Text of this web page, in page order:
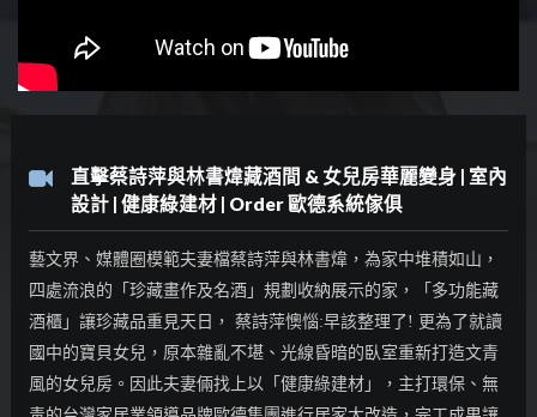
直擊蔡詩萍與林書煒藏酒間 & 女兒房華麗變身 | 室內
設計 | 健康綠建材 | Order 歐德系統傢俱
藝文界、媒體圈模範夫妻檔蔡詩萍與林書煒，為家中堆積如山，
四處流浪的「珍藏畫作及名酒」規劃收納展示的家，「多功能藏
酒櫃」讓珍藏品重見天日， 蔡詩萍懊惱:早該整理了! 更為了就讀
國中的寶貝女兒，原本雜亂不堪、光線昏暗的臥室重新打造文青
風的女兒房。因此夫妻倆找上以「健康綠建材」，主打環保、無